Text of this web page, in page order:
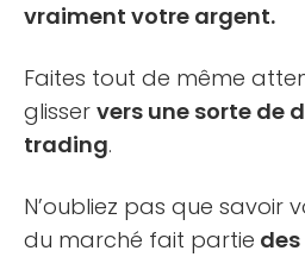
vraiment votre argent.
Faites tout de même
glisser vers une sorte de
trading.
N’oubliez pas que savoir
du marché fait partie